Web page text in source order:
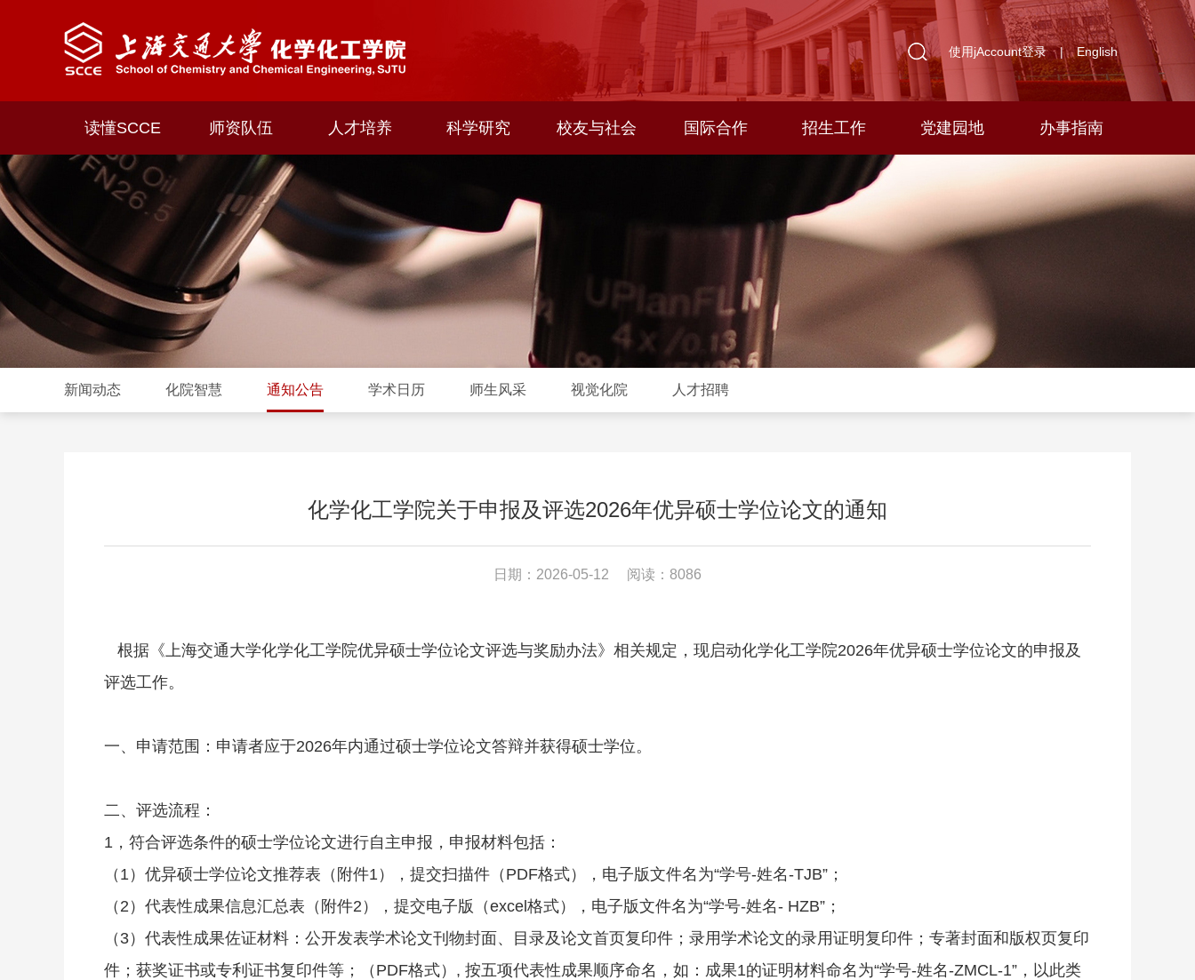
使用jAccount登录 | English
读懂SCCE 师资队伍 人才培养 科学研究 校友与社会 国际合作 招生工作 党建园地 办事指南
新闻动态 化院智慧 通知公告 学术日历 师生风采 视觉化院 人才招聘
化学化工学院关于申报及评选2026年优异硕士学位论文的通知
日期：2026-05-12 阅读：8086
根据《上海交通大学化学化工学院优异硕士学位论文评选与奖励办法》相关规定，现启动化学化工学院2026年优异硕士学位论文的申报及
评选工作。
一、申请范围：申请者应于2026年内通过硕士学位论文答辩并获得硕士学位。
二、评选流程：
1，符合评选条件的硕士学位论文进行自主申报，申报材料包括：
（1）优异硕士学位论文推荐表（附件1），提交扫描件（PDF格式），电子版文件名为“学号-姓名-TJB”；
（2）代表性成果信息汇总表（附件2），提交电子版（excel格式），电子版文件名为“学号-姓名- HZB”；
（3）代表性成果佐证材料：公开发表学术论文刊物封面、目录及论文首页复印件；录用学术论文的录用证明复印件；专著封面和版权页复印
件；获奖证书或专利证书复印件等；（PDF格式）, 按五项代表性成果顺序命名，如：成果1的证明材料命名为“学号-姓名-ZMCL-1”，以此类